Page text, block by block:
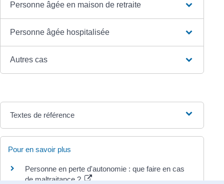
Personne âgée en maison de retraite
Personne âgée hospitalisée
Autres cas
Textes de référence
Pour en savoir plus
Personne en perte d'autonomie : que faire en cas
de maltraitance ?